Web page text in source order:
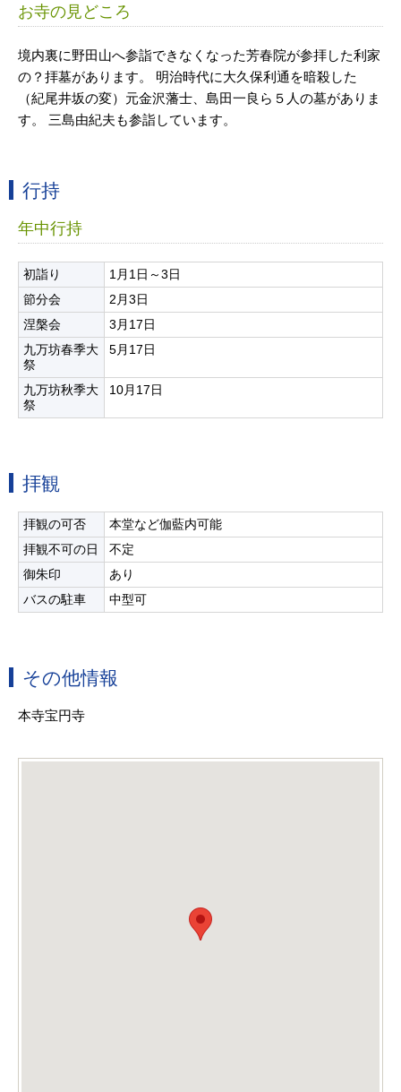
お寺の見どころ
境内裏に野田山へ参詣できなくなった芳春院が参拝した利家
の？拝墓があります。 明治時代に大久保利通を暗殺した
（紀尾井坂の変）元金沢藩士、島田一良ら５人の墓がありま
す。 三島由紀夫も参詣しています。
行持
年中行持
初詣り
1月1日～3日
節分会
2月3日
涅槃会
3月17日
九万坊春季大
祭
5月17日
九万坊秋季大
祭
10月17日
拝観
拝観の可否
本堂など伽藍内可能
拝観不可の日
不定
御朱印
あり
バスの駐車
中型可
その他情報
本寺宝円寺